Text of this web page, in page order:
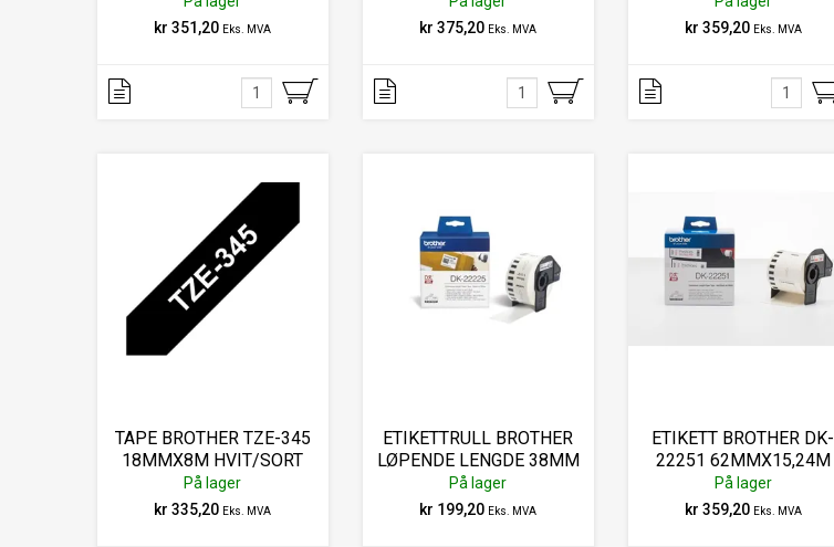
kr 351,20 Eks. MVA
kr 375,20 Eks. MVA
kr 359,20 Eks. MVA
TAPE BROTHER TZE-345
18MMX8M HVIT/SORT
På lager
kr 335,20 Eks. MVA
ETIKETTRULL BROTHER
LØPENDE LENGDE 38MM
X 30,48MTR HVIT
På lager
kr 199,20 Eks. MVA
ETIKETT BROTHER DK-
22251 62MMX15,24M
På lager
kr 359,20 Eks. MVA